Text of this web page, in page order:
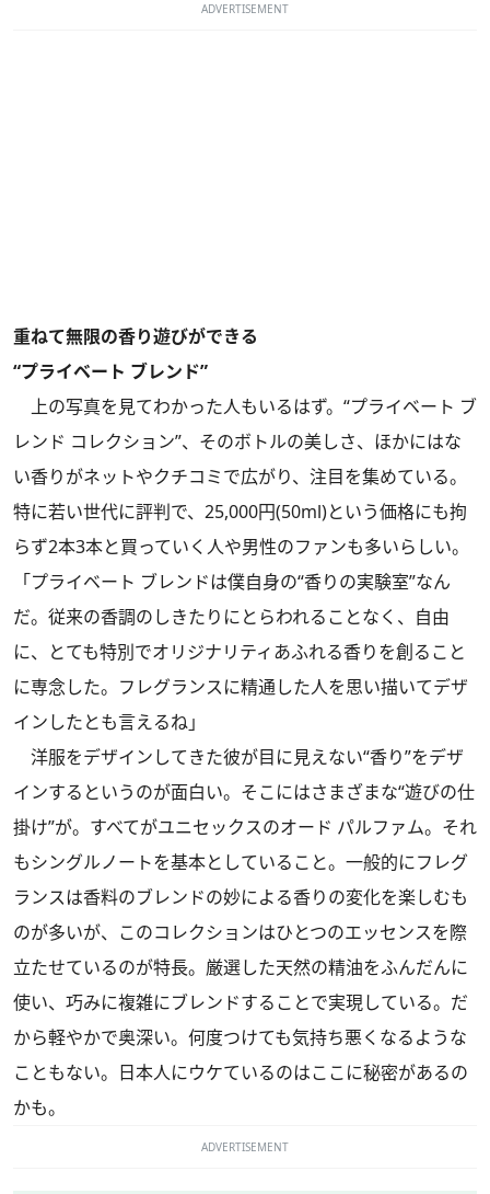
ADVERTISEMENT
重ねて無限の香り遊びができる
“プライベート ブレンド”
上の写真を見てわかった人もいるはず。“プライベート ブ
レンド コレクション”、そのボトルの美しさ、ほかにはな
い香りがネットやクチコミで広がり、注目を集めている。
特に若い世代に評判で、25,000円(50ml)という価格にも拘
らず2本3本と買っていく人や男性のファンも多いらしい。
「プライベート ブレンドは僕自身の“香りの実験室”なん
だ。従来の香調のしきたりにとらわれることなく、自由
に、とても特別でオリジナリティあふれる香りを創ること
に専念した。フレグランスに精通した人を思い描いてデザ
インしたとも言えるね」
洋服をデザインしてきた彼が目に見えない“香り”をデザ
インするというのが面白い。そこにはさまざまな“遊びの仕
掛け”が。すべてがユニセックスのオード パルファム。それ
もシングルノートを基本としていること。一般的にフレグ
ランスは香料のブレンドの妙による香りの変化を楽しむも
のが多いが、このコレクションはひとつのエッセンスを際
立たせているのが特長。厳選した天然の精油をふんだんに
使い、巧みに複雑にブレンドすることで実現している。だ
から軽やかで奥深い。何度つけても気持ち悪くなるような
こともない。日本人にウケているのはここに秘密があるの
かも。
ADVERTISEMENT